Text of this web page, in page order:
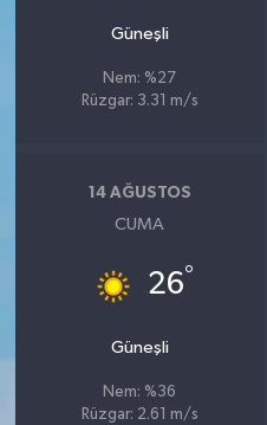
Güneşli
Nem: %27
Rüzgar: 3.31 m/s
14 AĞUSTOS
CUMA
26°
Güneşli
Nem: %36
Rüzgar: 2.61 m/s